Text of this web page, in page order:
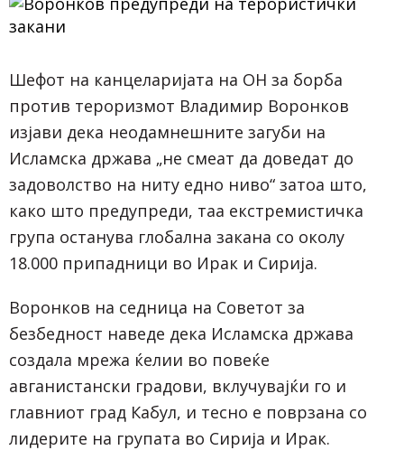
Шефот на канцеларијата на ОН за борба
против тероризмот Владимир Воронков
изјави дека неодамнешните загуби на
Исламска држава „не смеат да доведат до
задоволство на ниту едно ниво“ затоа што,
како што предупреди, таа екстремистичка
група останува глобална закана со околу
18.000 припадници во Ирак и Сирија.
Воронков на седница на Советот за
безбедност наведе дека Исламска држава
создала мрежа ќелии во повеќе
авганистански градови, вклучувајќи го и
главниот град Кабул, и тесно е поврзана со
лидерите на групата во Сирија и Ирак.